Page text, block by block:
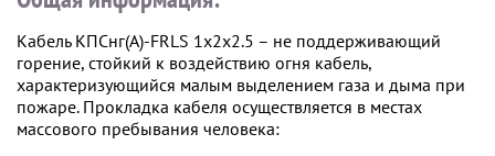
Кабель КПСнг(А)-FRLS 1х2х2.5 – не поддерживающий
горение, стойкий к воздействию огня кабель,
характеризующийся малым выделением газа и дыма при
пожаре. Прокладка кабеля осуществляется в местах
массового пребывания человека: